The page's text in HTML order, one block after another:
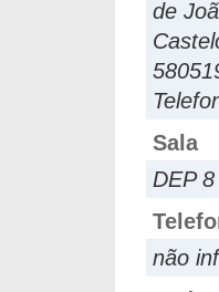
de
Sala
DEP 8
não